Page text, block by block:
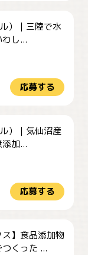
）｜三陸で水
し...
応募する
）｜気仙沼産
加...
応募する
ス】食品添加物
くった ...